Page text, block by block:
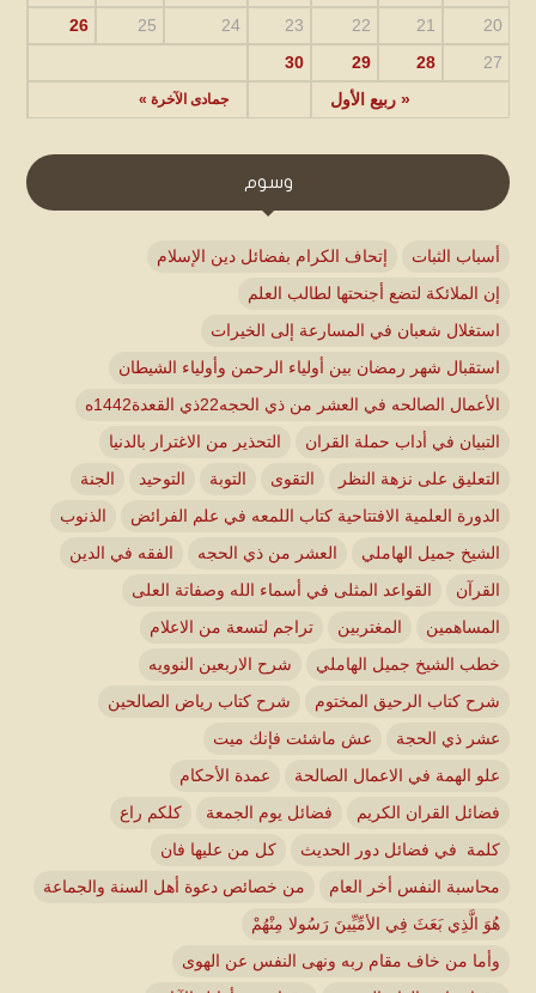
« ربيع الأول جمادى الآخرة »
20
21
22
23
24
25
26
27
28
29
30
وسوم
أسباب الثبات
إتحاف الكرام بفضائل دين الإسلام
إن الملائكة لتضع أجنحتها لطالب العلم
استغلال شعبان في المسارعة إلى الخيرات
استقبال شهر رمضان بين أولياء الرحمن وأولياء الشيطان
الأعمال الصالحه في العشر من ذي الحجه22ذي القعدة1442ه
التبيان في أداب حملة القران
التحذير من الاغترار بالدنيا
التعليق على نزهة النظر
التقوى التوبة التوحيد
الجنة
الدورة العلمية الافتتاحية كتاب اللمعه في علم الفرائض
الذنوب
الشيخ جميل الهاملي
العشر من ذي الحجه
الفقه في الدين
القرآن
القواعد المثلى في أسماء الله وصفاتة العلى
المساهمين
المغتربين
تراجم لتسعة من الاعلام
خطب الشيخ جميل الهاملي
شرح الاربعين النوويه
شرح كتاب الرحيق المختوم
شرح كتاب رياض الصالحين
عشر ذي الحجة
عش ماشئت فإنك ميت
علو الهمة في الاعمال الصالحة
عمدة الأحكام
فضائل القران الكريم
فضائل يوم الجمعة
كلكم راع
كلمة في فضائل دور الحديث
كل من عليها فان
محاسبة النفس أخر العام
من خصائص دعوة أهل السنة والجماعة
هُوَ الَّذِي بَعَثَ فِي الأمِّيِّينَ رَسُولا مِنْهُمْ
وأما من خاف مقام ربه ونهى النفس عن الهوى